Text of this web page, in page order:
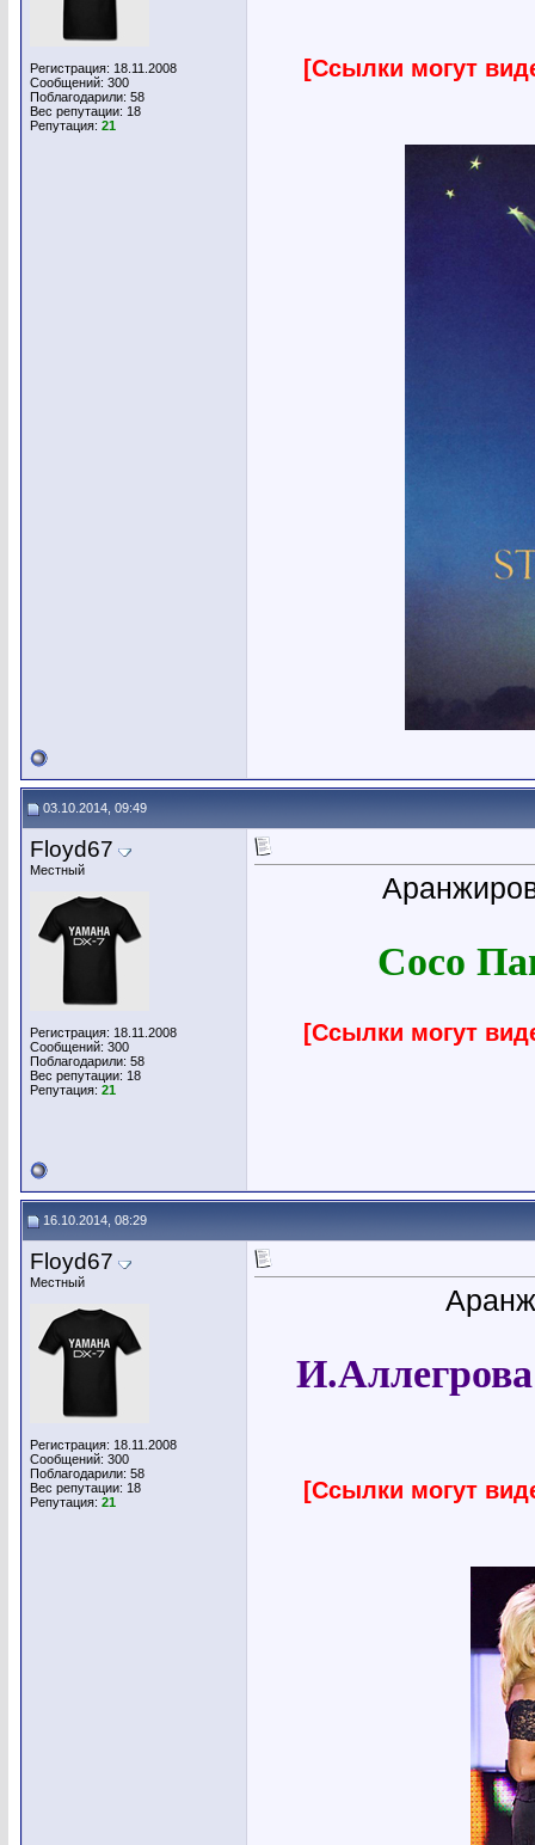
Регистрация: 18.11.2008
Сообщений: 300
Поблагодарили: 58
Вес репутации: 18
Репутация: 21
[Ссылки могут
03.10.2014, 09:49
Floyd67
Местный
Регистрация: 18.11.2008
Сообщений: 300
Поблагодарили: 58
Вес репутации: 18
Репутация: 21
Сoco
[Ссылки могут
16.10.2014, 08:29
Floyd67
Местный
Регистрация: 18.11.2008
Сообщений: 300
Поблагодарили: 58
Вес репутации: 18
Репутация: 21 [Ссылки могут